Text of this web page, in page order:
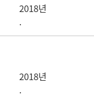
2018년
.
2018년
.